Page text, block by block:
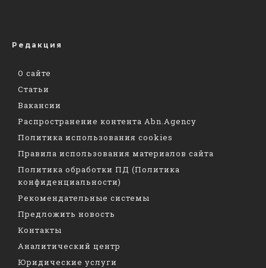
Редакция
О сайте
Статьи
Вакансии
Распространение контента Abn.Agency
Политика использования cookies
Правила использования материалов сайта
Политика обработки ПД (Политика
конфиденциальности)
Рекомендательные системы
Предложить новость
Контакты
Аналитический центр
Юридические услуги